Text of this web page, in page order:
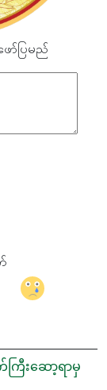
ာ်ပြမည်
းဆော့ရာမှ